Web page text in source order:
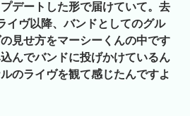
デートした形で届けていて。去
イヴ以降、バンドとしてのグル
見せ方をマーシーくんの中です
んでバンドに投げかけているん
のライヴを観て感じたんですよ